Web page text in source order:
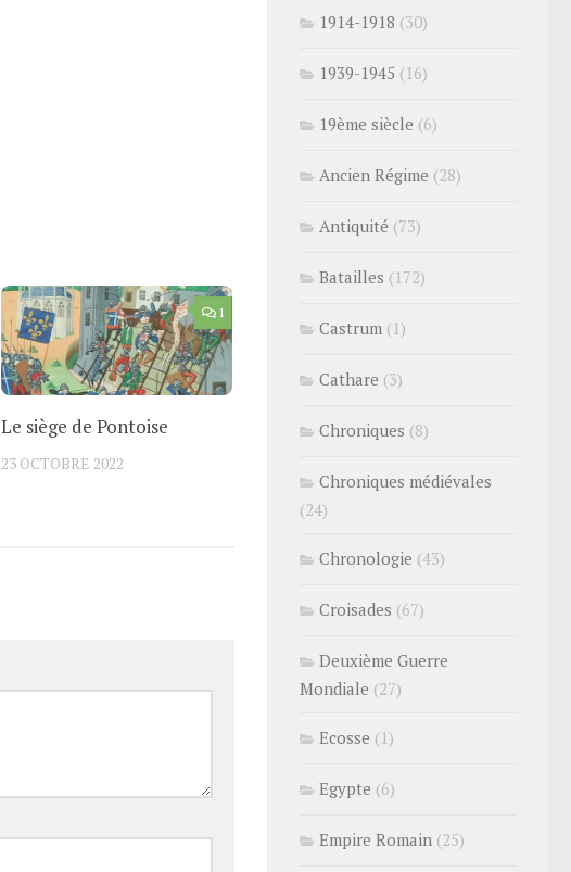
1
Le siège de Pontoise
23 OCTOBRE 2022
1914-1918 (30)
1939-1945 (16)
19ème siècle (6)
Ancien Régime (28)
Antiquité (73)
Batailles (172)
Castrum (1)
Cathare (3)
Chroniques (8)
Chroniques médiévales
(24)
Chronologie (43)
Croisades (67)
Deuxième Guerre
Mondiale (27)
Ecosse (1)
Egypte (6)
Empire Romain (25)